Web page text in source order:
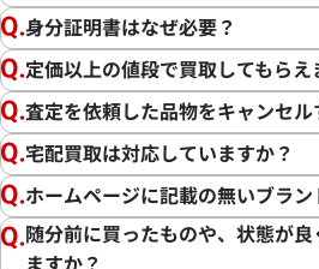
身分証明書はなぜ必要？
定価以上の値段で買取してもらえ
査定を依頼した品物をキャンセ
宅配買取は対応していますか？
ホームページに記載の無いブラ
随分前に買ったものや、状態が
ますか？